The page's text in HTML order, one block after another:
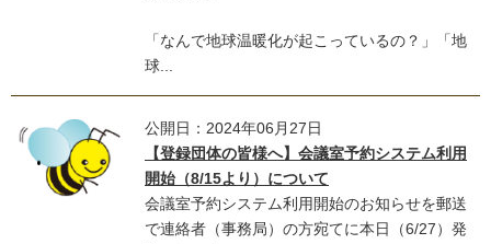
「なんで地球温暖化が起こっているの？」「地
球...
公開日：2024年06月27日
【登録団体の皆様へ】会議室予約システム利用
開始（8/15より）について
会議室予約システム利用開始のお知らせを郵送
で連絡者（事務局）の方宛てに本日（6/27）発